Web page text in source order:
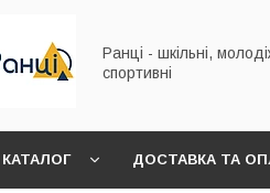
Ранці - шкільні,
спортивні
КАТАЛОГ ДОСТАВКА ТА